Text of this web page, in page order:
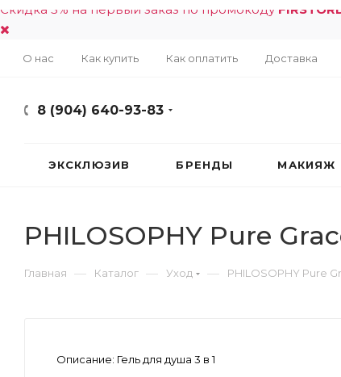
Скидка 5% на первый заказ по промокоду
О нас Как купить Как оплатить Доставка
8 (904) 640-93-83
ЭКСКЛЮЗИВ БРЕНДЫ МАКИЯЖ
PHILOSOPHY Pure
Главная — Каталог — Уход — PHILOSOPHY Pure
Описание: Гель для душа 3 в 1